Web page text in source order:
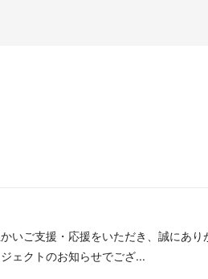
ェクトのお知らせでござ...